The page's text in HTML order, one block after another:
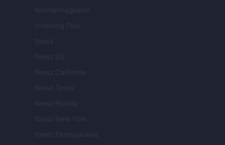
Womanmagazine
Investing Plus
Newz
Newz US
Newz California
Newz Texas
Newz Florida
Newz New York
Newz Pennsylvania